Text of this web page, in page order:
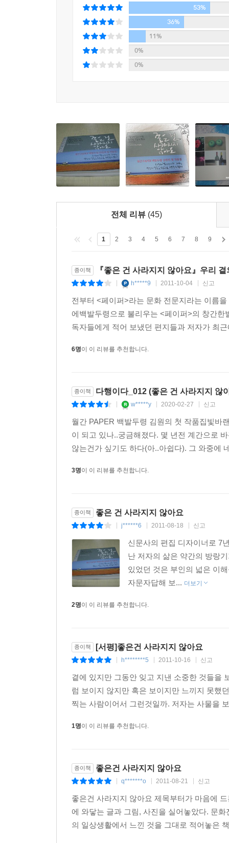
53%
36%
11%
0%
0%
전체 리뷰 (45)
1 2 3 4 5 6 7 8 9
종이책 『좋은 건 사라지지 않아요』우리
h*****9 2011-10-04 신고
전부터 <페이퍼>라는 문화 전문지라는 이름
에백발두령으로 불리우는 <페이퍼>의 창간
독자들에게 적어 보냈던 편지들과 저자가 최
6명이 이 리뷰를 추천합니다.
종이책 다행이다_012 (좋은 건 사라지지 않
w*****y 2020-02-27 신고
월간 PAPER 백발두령 김원의 첫 작품집빛바
이 되고 있나..궁금해졌다. 몇 년전 계간으로
않는건가 싶기도 하다(아..아쉽다). 그 와중에
3명이 이 리뷰를 추천합니다.
종이책 좋은 건 사라지지 않아요
j******6 2011-08-18 신고
신문사의 편집 디자이너로 7
난 저자의 삶은 약간의 방랑
있었던 것은 부인의 넓은 이
자문자답해 보... 더보기
2명이 이 리뷰를 추천합니다.
종이책 [서평]좋은건 사라지지 않아요
h********5 2011-10-16 신고
곁에 있지만 그동안 잊고 지낸 소중한 것들을
럼 보이지 않지만 혹은 보이지만 느끼지 못했
찍는 사람이어서 그런것일까. 저자는 사물을
1명이 이 리뷰를 추천합니다.
종이책 좋은건 사라지지 않아요
q*******o 2011-08-21 신고
좋은건 사라지지 않아요 제목부터가 마음에
에 와닿는 글과 그림, 사진을 실어놓았다. 문
의 일상생활에서 느낀 것을 그대로 적어놓은